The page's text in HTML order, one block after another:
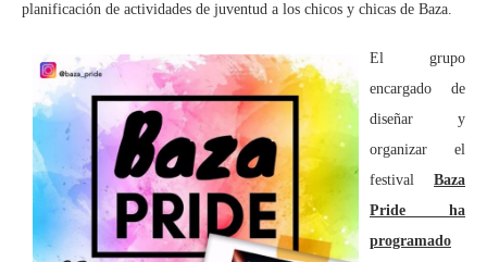
planificación de actividades de juventud a los chicos y chicas de Baza.
El grupo
encargado de
diseñar y
organizar el
festival Baza
Pride ha
programado